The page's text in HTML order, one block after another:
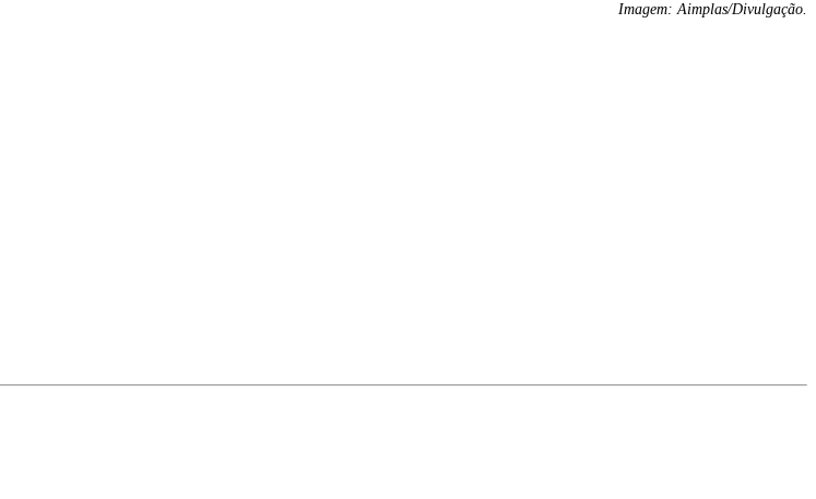
Imagem: Aimplas/Divulgação.